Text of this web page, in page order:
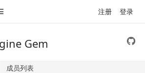
注册 登录
Gem
成员列表